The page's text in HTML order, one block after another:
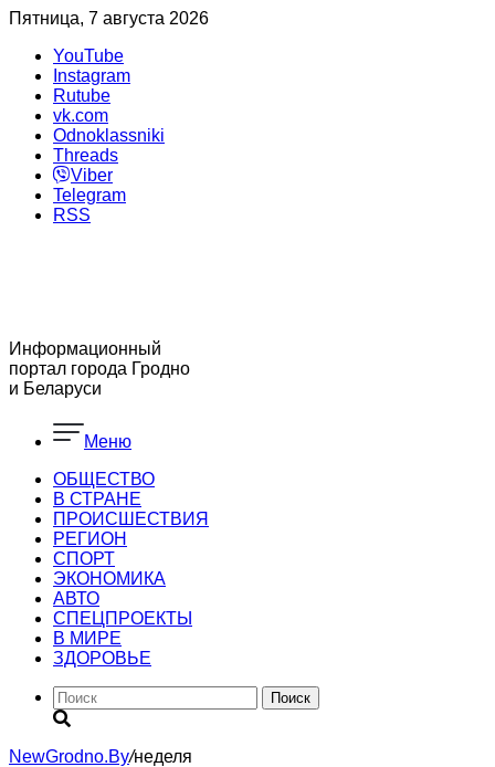
Пятница, 7 августа 2026
YouTube
Instagram
Rutube
vk.com
Odnoklassniki
Threads
Viber
Telegram
RSS
Информационный
портал города Гродно
и Беларуси
Меню
ОБЩЕСТВО
В СТРАНЕ
ПРОИСШЕСТВИЯ
РЕГИОН
CПОРТ
ЭКОНОМИКА
АВТО
СПЕЦПРОЕКТЫ
В МИРЕ
ЗДОРОВЬЕ
Поиск
NewGrodno.By/неделя